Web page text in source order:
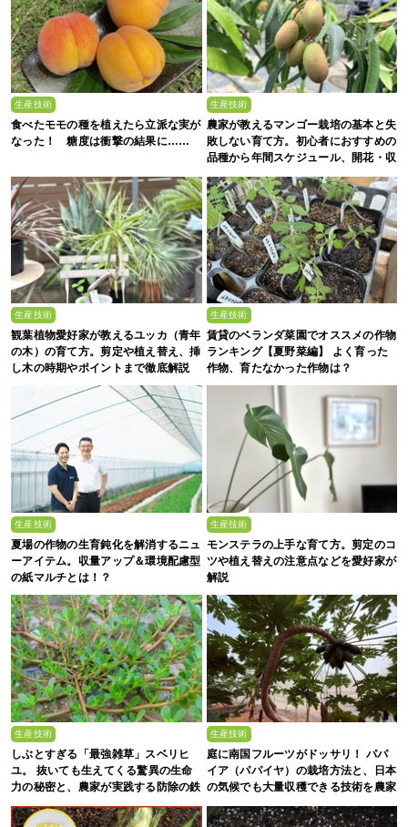
生産技術
食べたモモの種を植えたら立派な実が
なった！ 糖度は衝撃の結果に……
生産技術
農家が教えるマンゴー栽培の基本と失
敗しない育て方。初心者におすすめの
品種から年間スケジュール、開花・収
穫のコツまで徹底解説
生産技術
観葉植物愛好家が教えるユッカ（青年
の木）の育て方。剪定や植え替え、挿
し木の時期やポイントまで徹底解説
生産技術
賃貸のベランダ菜園でオススメの作物
ランキング【夏野菜編】 よく育った
作物、育たなかった作物は？
生産技術
夏場の作物の生育鈍化を解消するニュ
ーアイテム。収量アップ＆環境配慮型
の紙マルチとは！？
生産技術
モンステラの上手な育て方。剪定のコ
ツや植え替えの注意点などを愛好家が
解説
生産技術
しぶとすぎる「最強雑草」スベリヒ
ユ。 抜いても生えてくる驚異の生命
力の秘密と、農家が実践する防除の鉄
生産技術
庭に南国フルーツがドッサリ！ パパ
イア（パパイヤ）の栽培方法と、日本
の気候でも大量収穫できる技術を農家